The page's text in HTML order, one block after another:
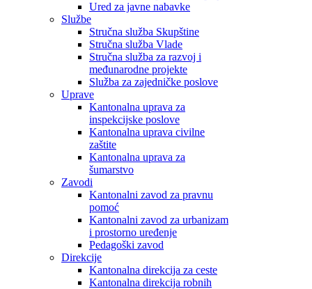
Ured za javne nabavke
Službe
Stručna služba Skupštine
Stručna služba Vlade
Stručna služba za razvoj i
međunarodne projekte
Služba za zajedničke poslove
Uprave
Kantonalna uprava za
inspekcijske poslove
Kantonalna uprava civilne
zaštite
Kantonalna uprava za
šumarstvo
Zavodi
Kantonalni zavod za pravnu
pomoć
Kantonalni zavod za urbanizam
i prostorno uređenje
Pedagoški zavod
Direkcije
Kantonalna direkcija za ceste
Kantonalna direkcija robnih